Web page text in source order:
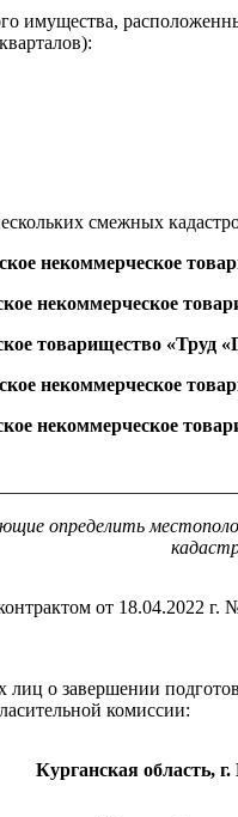
имущества,
смежных
некоммерческое
некоммерческое
товарищество «Труд
некоммерческое
некоммерческое
определить
от 18.04.2022
лиц о завершении
комиссии:
Курганская область,